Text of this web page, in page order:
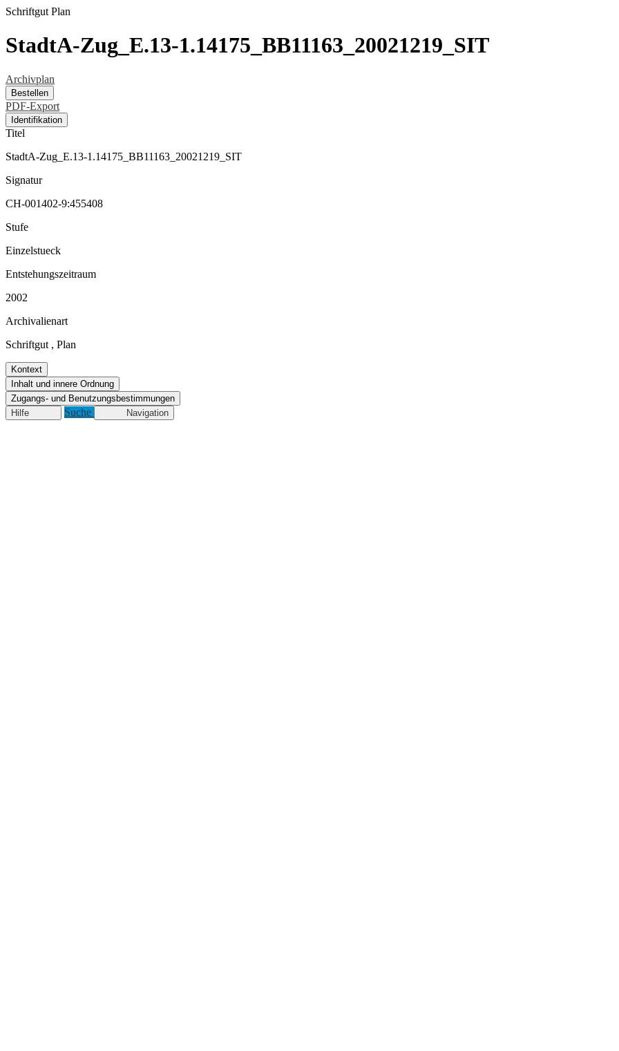
Schriftgut Plan
StadtA-Zug_E.13-1.14175_BB11163_20021219_SIT
Archivplan
Bestellen
PDF-Export
Identifikation
Titel
StadtA-Zug_E.13-1.14175_BB11163_20021219_SIT
Signatur
CH-001402-9:455408
Stufe
Einzelstueck
Entstehungszeitraum
2002
Archivalienart
Schriftgut , Plan
Kontext
Inhalt und innere Ordnung
Zugangs- und Benutzungsbestimmungen
Hilfe
Suche Navigation